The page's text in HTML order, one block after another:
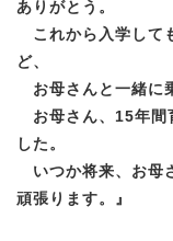
ありがとう。
これから入学して
ど、
お母さんと一緒に
お母さん、15年間
した。
いつか将来、お母
頑張ります。
』